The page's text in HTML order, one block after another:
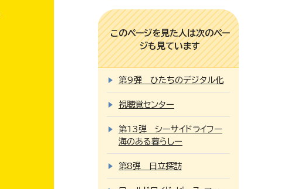
このページを見た人は次のペー
ジも見ています
第9弾 ひたちのデジタル化
視聴覚センター
第13弾 シーサイドライフー
海のある暮らしー
第8弾 日立探訪